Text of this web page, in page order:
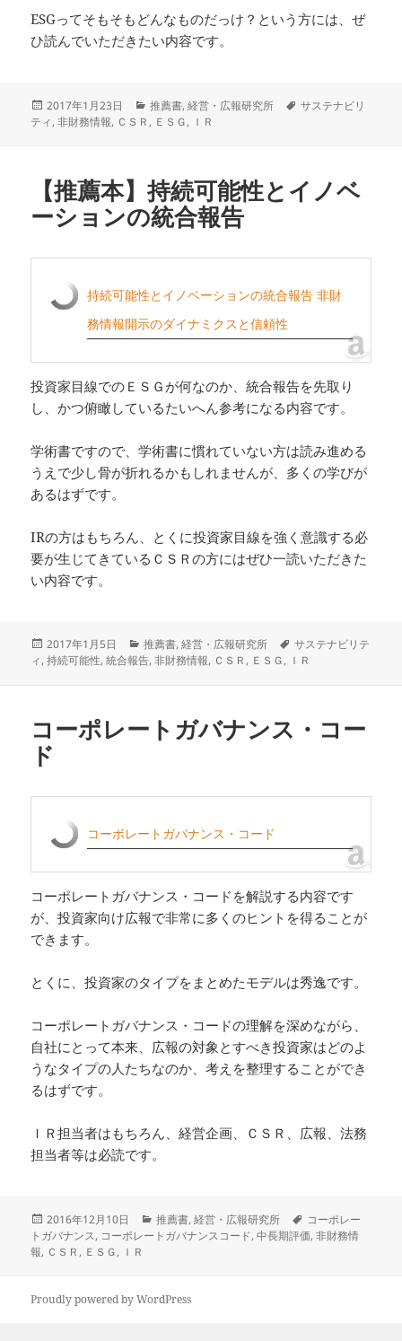
ESGってそもそもどんなものだっけ？という方には、ぜ
ひ読んでいただきたい内容です。
投
稿
2017年1月23日
カ
テ
推薦書,経営・広報研究所
タ
サステナビリ
ティ,非財務情報, ＣＳＲ , ＥＳＧ, ＩＲ
【推薦本】持続可能性とイノベ
ーションの統合報告
持続可能性とイノベーションの統合報告 非財
務情報開示のダイナミクスと信頼性
投資家目線でのＥＳＧが何なのか、統合報告を先取り
し、かつ俯瞰しているたいへん参考になる内容です。
学術書ですので、学術書に慣れていない方は読み進める
うえで少し骨が折れるかもしれませんが、多くの学びが
あるはずです。
IRの方はもちろん、とくに投資家目線を強く意識する必
要が生じてきているＣＳＲの方にはぜひ一読いただきた
い内容です。
投
稿
2017年1月5日
カ
テ
推薦書,経営・広報研究所
タ
グ
サステナビリテ
ィ,持続可能性,統合報告,非財務情報, ＣＳＲ , ＥＳＧ, ＩＲ
コーポレートガバナンス・コー
ド
コーポレートガバナンス・コード
コーポレートガバナンス・コードを解説する内容です
が、投資家向け広報で非常に多くのヒントを得ることが
できます。
とくに、投資家のタイプをまとめたモデルは秀逸です。
コーポレートガバナンス・コードの理解を深めながら、
自社にとって本来、広報の対象とすべき投資家はどのよ
うなタイプの人たちなのか、考えを整理することができ
るはずです。
ＩＲ担当者はもちろん、経営企画、ＣＳＲ、広報、法務
担当者等は必読です。
投
稿
日:
2016年12月10日
カ
テ
推薦書,経営・広報研究所
タ
グ
コーポレー
トガバナンス, コーポレートガバナンスコード,中長期評価,非財務情
報, ＣＳＲ , ＥＳＧ, ＩＲ
Proudly powered by WordPress